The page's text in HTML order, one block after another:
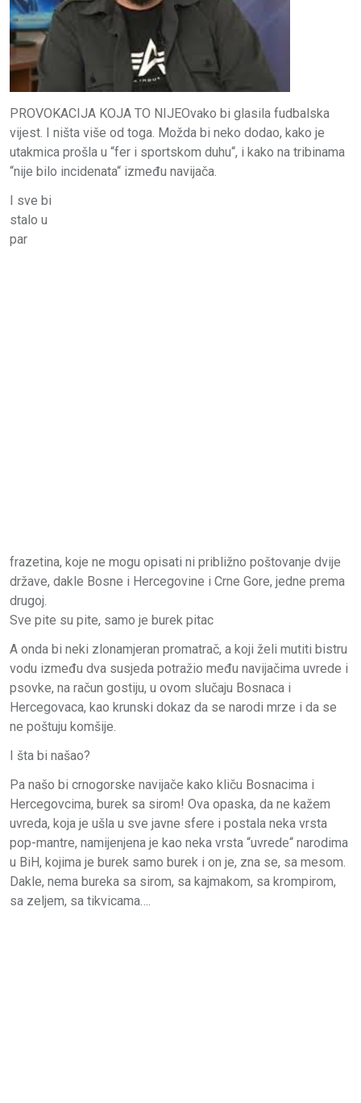
PROVOKACIJA KOJA TO NIJEOvako bi glasila fudbalska
vijest. I ništa više od toga. Možda bi neko dodao, kako je
utakmica prošla u “fer i sportskom duhu“, i kako na tribinama
“nije bilo incidenata“ između navijača.
I sve bi
stalo u
par
frazetina, koje ne mogu opisati ni približno poštovanje dvije
države, dakle Bosne i Hercegovine i Crne Gore, jedne prema
drugoj.
Sve pite su pite, samo je burek pitac
A onda bi neki zlonamjeran promatrač, a koji želi mutiti bistru
vodu između dva susjeda potražio među navijačima uvrede i
psovke, na račun gostiju, u ovom slučaju Bosnaca i
Hercegovaca, kao krunski dokaz da se narodi mrze i da se
ne poštuju komšije.
I šta bi našao?
Pa našo bi crnogorske navijače kako kliču Bosnacima i
Hercegovcima, burek sa sirom! Ova opaska, da ne kažem
uvreda, koja je ušla u sve javne sfere i postala neka vrsta
pop-mantre, namijenjena je kao neka vrsta “uvrede“ narodima
u BiH, kojima je burek samo burek i on je, zna se, sa mesom.
Dakle, nema bureka sa sirom, sa kajmakom, sa krompirom,
sa zeljem, sa tikvicama….